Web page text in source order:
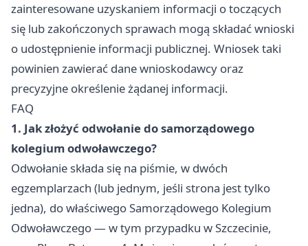
zainteresowane uzyskaniem informacji o toczących
się lub zakończonych sprawach mogą składać wnioski
o udostępnienie informacji publicznej. Wniosek taki
powinien zawierać dane wnioskodawcy oraz
precyzyjne określenie żądanej informacji.
FAQ
1. Jak złożyć odwołanie do samorządowego
kolegium odwoławczego?
Odwołanie składa się na piśmie, w dwóch
egzemplarzach (lub jednym, jeśli strona jest tylko
jedna), do właściwego Samorządowego Kolegium
Odwoławczego — w tym przypadku w Szczecinie,